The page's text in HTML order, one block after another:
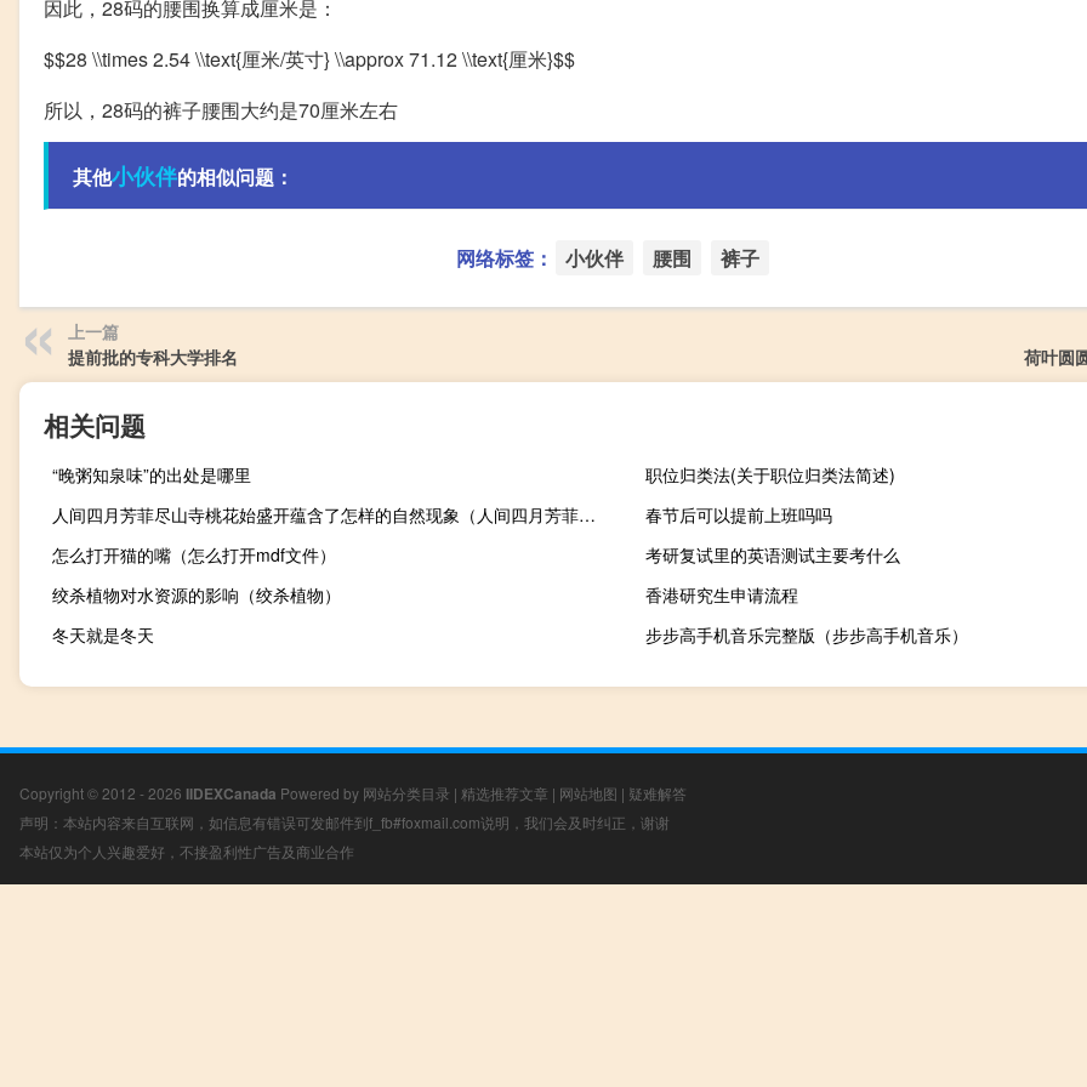
因此，28码的腰围换算成厘米是：
$$28 \\times 2.54 \\text{厘米/英寸} \\approx 71.12 \\text{厘米}$$
所以，28码的裤子腰围大约是70厘米左右
其他小伙伴的相似问题：
网络标签： 小伙伴 腰围 裤子
上一篇
提前批的专科大学排名
荷叶圆
相关问题
“晚粥知泉味”的出处是哪里
职位归类法(关于职位归类法简述)
人间四月芳菲尽山寺桃花始盛开蕴含了怎样的自然现象（人间四月芳菲尽火神麻吉小天使简介）
春节后可以提前上班吗吗
怎么打开猫的嘴（怎么打开mdf文件）
考研复试里的英语测试主要考什么
绞杀植物对水资源的影响（绞杀植物）
香港研究生申请流程
冬天就是冬天
步步高手机音乐完整版（步步高手机音乐）
Copyright © 2012 - 2026 IIDEXCanada Powered by 网站分类目录 | 精选推荐文章 | 网站地图 | 疑难解答
声明：本站内容来自互联网，如信息有错误可发邮件到f_fb#foxmail.com说明，我们会及时纠正，谢谢
本站仅为个人兴趣爱好，不接盈利性广告及商业合作